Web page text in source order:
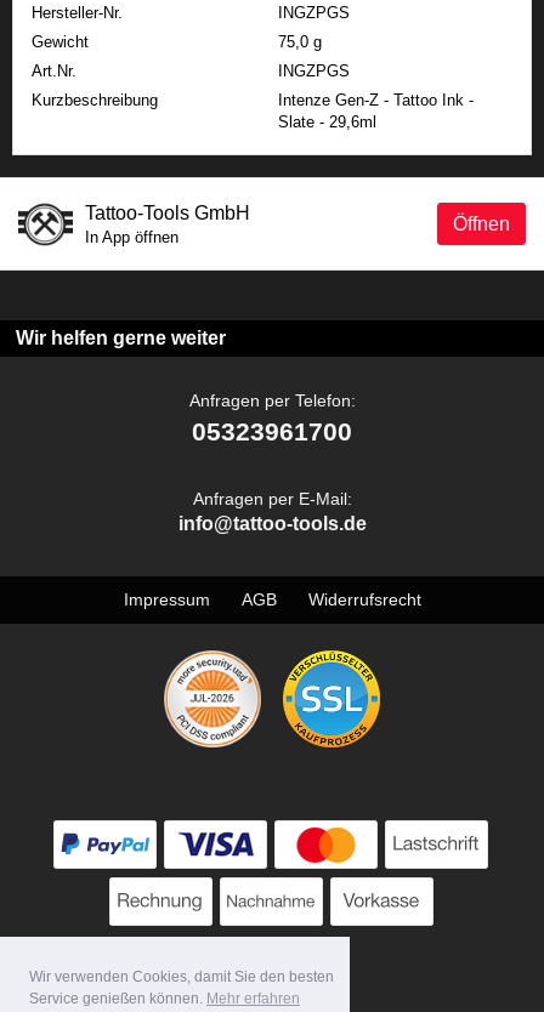
Wir verwenden Cookies, damit Sie den besten
Service genießen können. Mehr erfahren
Hersteller-Nr.
INGZPGS
Gewicht
75,0 g
Art.Nr.
INGZPGS
Kurzbeschreibung
Intenze Gen-Z - Tattoo Ink -
Slate - 29,6ml
Öffnen
Tattoo-Tools GmbH
In App öffnen
Wir helfen gerne weiter
Anfragen per Telefon:
05323961700
Anfragen per E-Mail:
info@tattoo-tools.de
Impressum AGB Widerrufsrecht